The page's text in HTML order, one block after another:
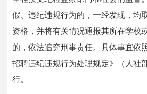
假、违纪违规行为的，一经发现，均
资格，并将有关情况通报其所在学校
的，依法追究刑事责任。具体事宜依
招聘违纪违规行为处理规定》（人社
行。